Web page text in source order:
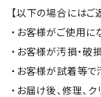
【以下の場合にはご
・お客様がご使用
・お客様が汚損・破
・お客様が試着等
・お届け後、修理、